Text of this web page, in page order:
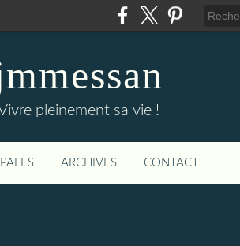
pleinement sa vie !
ARCHIVES CONTACT